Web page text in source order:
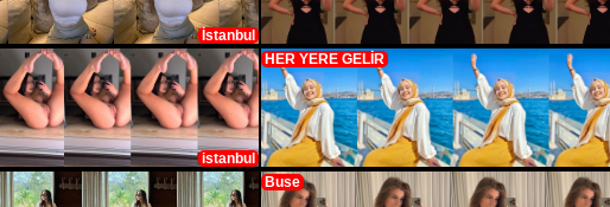
İstanbul
istanbul
HER YERE GELİR
Buse